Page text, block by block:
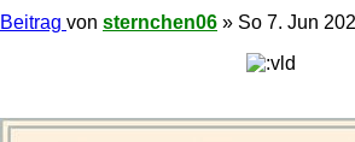
Beitrag von sternchen06 » So 7. Jun